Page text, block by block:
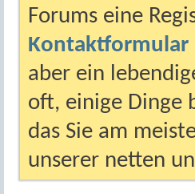
Forums eine
Kontaktformular
aber ein
oft, einige Dinge
das Sie am
unserer netten